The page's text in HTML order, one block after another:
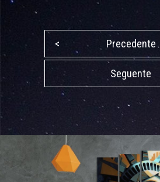
< Precedente
Seguente